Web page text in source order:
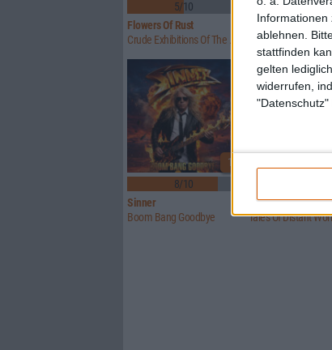
Informationen
ablehnen.
stattfinden
gelten
widerrufen,
"Datenschutz"
5/10
Flowers Of Rust
8/10
Xandria
Eclipse
1
8/10
Sinner
Boom Bang Goodbye
Crusade Of Bards
Tales Of Distant